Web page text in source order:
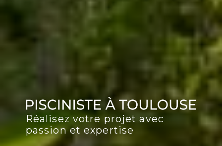
Réalisez votre projet avec
passion et expertise